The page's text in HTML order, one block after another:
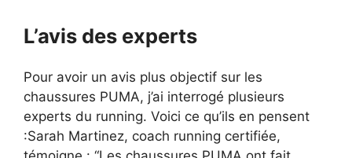
L’avis des experts
Pour avoir un avis plus objectif sur les
chaussures PUMA, j’ai interrogé plusieurs
experts du running. Voici ce qu’ils en pensent
:Sarah Martinez, coach running certifiée,